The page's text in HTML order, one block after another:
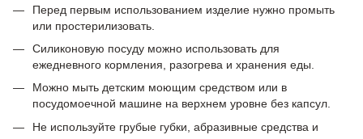
Перед первым использованием изделие нужно промыть
или простерилизовать.
Силиконовую посуду можно использовать для
ежедневного кормления, разогрева и хранения еды.
Можно мыть детским моющим средством или в
посудомоечной машине на верхнем уровне без капсул.
Не используйте грубые губки, абразивные средства и